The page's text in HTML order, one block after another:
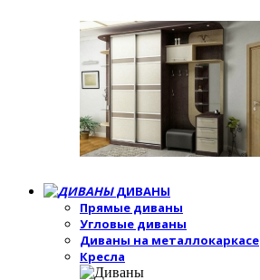
ДИВАНЫ
Прямые диваны
Угловые диваны
Диваны на металлокаркасе
Кресла